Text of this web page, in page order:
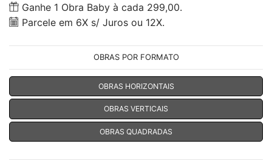
Ganhe 1 Obra Baby à cada 299,00.
Parcele em 6X s/ Juros ou 12X.
OBRAS POR FORMATO
OBRAS HORIZONTAIS
OBRAS VERTICAIS
OBRAS QUADRADAS